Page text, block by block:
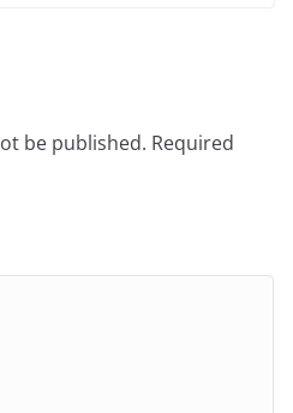
be published. Required